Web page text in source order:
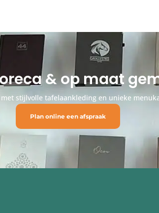
& op maat
stijlvolle tafelaankleding en unieke
Plan online een afspraak